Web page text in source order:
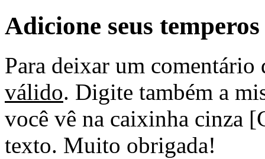
Adicione seus temperos
Para deixar um
válido. Digite também a
você vê na caixinha cinza
texto. Muito obrigada!